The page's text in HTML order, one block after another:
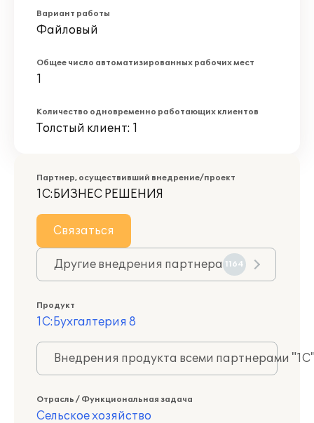
Вариант работы
Файловый
Общее число автоматизированных рабочих мест
1
Количество одновременно работающих клиентов
Толстый клиент: 1
Партнер, осуществивший внедрение/проект
1С:БИЗНЕС РЕШЕНИЯ
Связаться
Другие внедрения партнера 1164
Продукт
1С:Бухгалтерия 8
Внедрения продукта всеми партнерами
Отрасль / Функциональная задача
Сельское хозяйство